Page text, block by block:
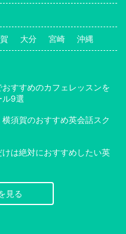
大分 宮崎 沖縄
すすめのカフェレッスンを
ル9選
須賀のおすすめ英会話スク
けは絶対におすすめしたい英
見る